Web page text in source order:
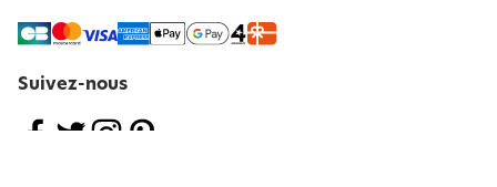
Suivez-nous